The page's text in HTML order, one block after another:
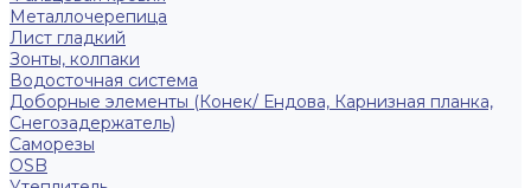
Металлочерепица
Лист гладкий
Зонты, колпаки
Водосточная система
Доборные элементы (Конек/ Ендова, Карнизная планка,
Снегозадержатель)
Саморезы
ОSB